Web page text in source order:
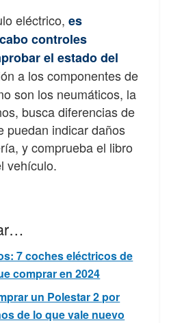
eléctrico, es
controles
el estado del
a los componentes de
son los neumáticos, la
busca diferencias de
puedan indicar daños
y comprueba el libro
vehículo.
7 coches eléctricos de
comprar en 2024
un Polestar 2 por
de lo que vale nuevo